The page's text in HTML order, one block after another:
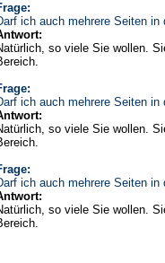
ich auch mehrere Seiten
so viele Sie wollen.
ich auch mehrere Seiten
so viele Sie wollen.
ich auch mehrere Seiten
so viele Sie wollen.